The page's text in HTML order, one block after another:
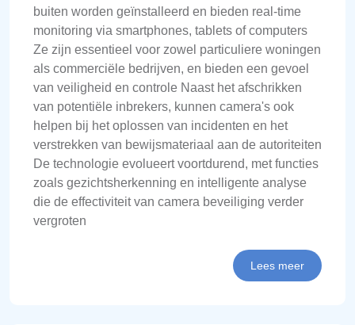
buiten worden geïnstalleerd en bieden real-time
monitoring via smartphones, tablets of computers
Ze zijn essentieel voor zowel particuliere woningen
als commerciële bedrijven, en bieden een gevoel
van veiligheid en controle Naast het afschrikken
van potentiële inbrekers, kunnen camera's ook
helpen bij het oplossen van incidenten en het
verstrekken van bewijsmateriaal aan de autoriteiten
De technologie evolueert voortdurend, met functies
zoals gezichtsherkenning en intelligente analyse
die de effectiviteit van camera beveiliging verder
vergroten
Lees meer